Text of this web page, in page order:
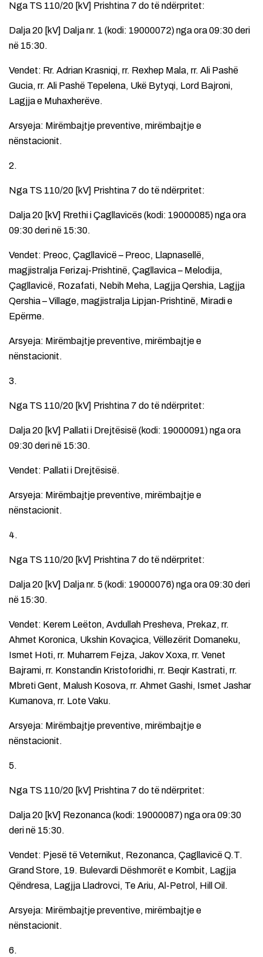
Nga TS 110/20 [kV] Prishtina 7 do të ndërpritet:
Dalja 20 [kV] Dalja nr. 1 (kodi: 19000072) nga ora 09:30 deri
në 15:30.
Vendet: Rr. Adrian Krasniqi, rr. Rexhep Mala, rr. Ali Pashë
Gucia, rr. Ali Pashë Tepelena, Ukë Bytyqi, Lord Bajroni,
Lagjja e Muhaxherëve.
Arsyeja: Mirëmbajtje preventive, mirëmbajtje e
nënstacionit.
2.
Nga TS 110/20 [kV] Prishtina 7 do të ndërpritet:
Dalja 20 [kV] Rrethi i Çagllavicës (kodi: 19000085) nga ora
09:30 deri në 15:30.
Vendet: Preoc, Çagllavicë – Preoc, Llapnasellë,
magjistralja Ferizaj-Prishtinë, Çagllavica – Melodija,
Çagllavicë, Rozafati, Nebih Meha, Lagjja Qershia, Lagjja
Qershia – Village, magjistralja Lipjan-Prishtinë, Miradi e
Epërme.
Arsyeja: Mirëmbajtje preventive, mirëmbajtje e
nënstacionit.
3.
Nga TS 110/20 [kV] Prishtina 7 do të ndërpritet:
Dalja 20 [kV] Pallati i Drejtësisë (kodi: 19000091) nga ora
09:30 deri në 15:30.
Vendet: Pallati i Drejtësisë.
Arsyeja: Mirëmbajtje preventive, mirëmbajtje e
nënstacionit.
4.
Nga TS 110/20 [kV] Prishtina 7 do të ndërpritet:
Dalja 20 [kV] Dalja nr. 5 (kodi: 19000076) nga ora 09:30 deri
në 15:30.
Vendet: Kerem Leëton, Avdullah Presheva, Prekaz, rr.
Ahmet Koronica, Ukshin Kovaçica, Vëllezërit Domaneku,
Ismet Hoti, rr. Muharrem Fejza, Jakov Xoxa, rr. Venet
Bajrami, rr. Konstandin Kristoforidhi, rr. Beqir Kastrati, rr.
Mbreti Gent, Malush Kosova, rr. Ahmet Gashi, Ismet Jashar
Kumanova, rr. Lote Vaku.
Arsyeja: Mirëmbajtje preventive, mirëmbajtje e
nënstacionit.
5.
Nga TS 110/20 [kV] Prishtina 7 do të ndërpritet:
Dalja 20 [kV] Rezonanca (kodi: 19000087) nga ora 09:30
deri në 15:30.
Vendet: Pjesë të Veternikut, Rezonanca, Çagllavicë Q.T.
Grand Store, 19. Bulevardi Dëshmorët e Kombit, Lagjja
Qëndresa, Lagjja Lladrovci, Te Ariu, Al-Petrol, Hill Oil.
Arsyeja: Mirëmbajtje preventive, mirëmbajtje e
nënstacionit.
6.